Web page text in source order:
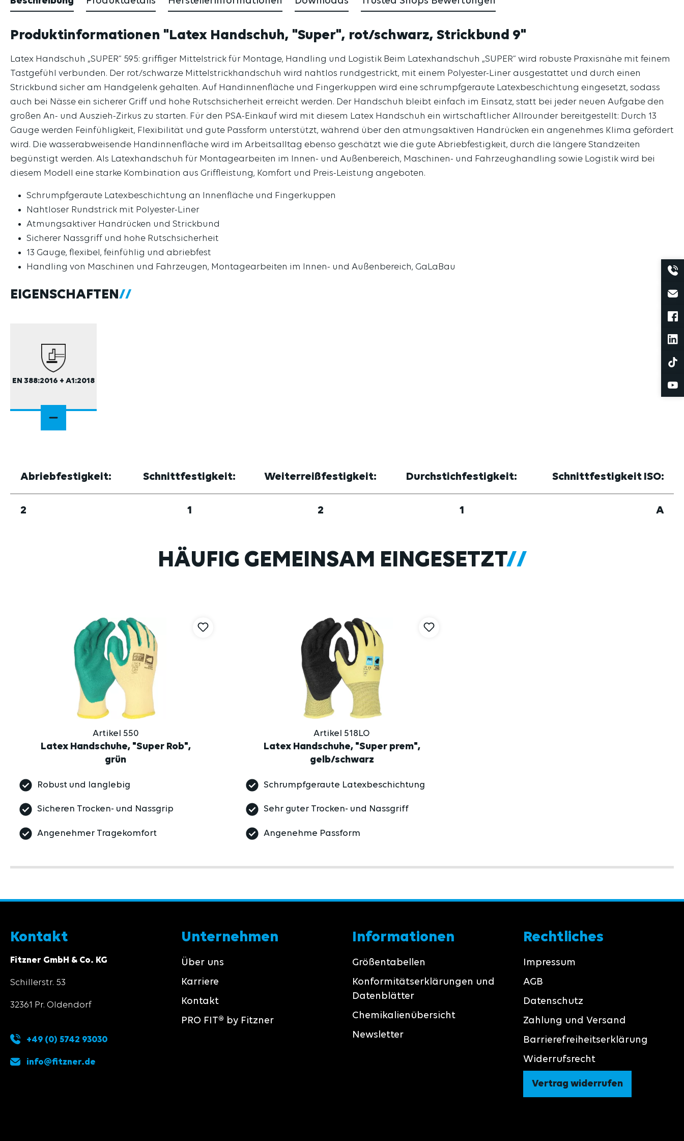
Produktinformationen "Latex Handschuh, "Super", rot/schwarz, Strickbund 9"
Latex Handschuh „SUPER“ 595: griffiger Mittelstrick für Montage, Handling und Logistik Beim Latexhandschuh „SUPER“ wird robuste Praxisnähe mit feinem
Tastgefühl verbunden. Der rot/schwarze Mittelstrickhandschuh wird nahtlos rundgestrickt, mit einem Polyester-Liner ausgestattet und durch einen
Strickbund sicher am Handgelenk gehalten. Auf Handinnenfläche und Fingerkuppen wird eine schrumpfgeraute Latexbeschichtung eingesetzt, sodass
auch bei Nässe ein sicherer Griff und hohe Rutschsicherheit erreicht werden. Der Handschuh bleibt einfach im Einsatz, statt bei jeder neuen Aufgabe den
großen An- und Auszieh-Zirkus zu starten. Für den PSA-Einkauf wird mit diesem Latex Handschuh ein wirtschaftlicher Allrounder bereitgestellt: Durch 13
Gauge werden Feinfühligkeit, Flexibilität und gute Passform unterstützt, während über den atmungsaktiven Handrücken ein angenehmes Klima gefördert
wird. Die wasserabweisende Handinnenfläche wird im Arbeitsalltag ebenso geschätzt wie die gute Abriebfestigkeit, durch die längere Standzeiten
begünstigt werden. Als Latexhandschuh für Montagearbeiten im Innen- und Außenbereich, Maschinen- und Fahrzeughandling sowie Logistik wird bei
diesem Modell eine starke Kombination aus Griffleistung, Komfort und Preis-Leistung angeboten.
Schrumpfgeraute Latexbeschichtung an Innenfläche und Fingerkuppen
Nahtloser Rundstrick mit Polyester-Liner
Atmungsaktiver Handrücken und Strickbund
Sicherer Nassgriff und hohe Rutschsicherheit
13 Gauge, flexibel, feinfühlig und abriebfest
Handling von Maschinen und Fahrzeugen, Montagearbeiten im Innen- und Außenbereich, GaLaBau
EIGENSCHAFTEN
EN 388:2016 + A1:2018
Abriebfestigkeit: Schnittfestigkeit: Weiterreißfestigkeit: Durchstichfestigkeit: Schnittfestigkeit ISO:
2 1 2 1 A
HÄUFIG GEMEINSAM EINGESETZT
Artikel 550
Latex Handschuhe, "Super Rob",
grün
Robust und langlebig
Sicheren Trocken- und Nassgrip
Angenehmer Tragekomfort
Artikel 518LO
Latex Handschuhe, "Super prem",
gelb/schwarz
Schrumpfgeraute Latexbeschichtung
Sehr guter Trocken- und Nassgriff
Angenehme Passform
Kontakt
Fitzner GmbH & Co. KG
Schillerstr. 53
32361 Pr. Oldendorf
+49 (0) 5742 93030
info@fitzner.de
Unternehmen
Über uns
Karriere
Kontakt
PRO FIT® by Fitzner
Informationen
Größentabellen
Konformitätserklärungen und
Datenblätter
Chemikalienübersicht
Newsletter
Rechtliches
Impressum
AGB
Datenschutz
Zahlung und Versand
Barrierefreiheitserklärung
Widerrufsrecht
Vertrag widerrufen